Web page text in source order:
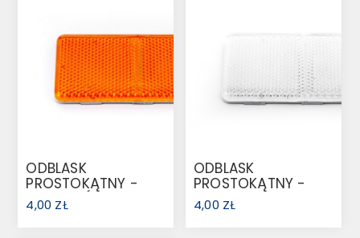
ODBLASK
PROSTOKĄTNY -
POMARAŃCZOWY
4,00 ZŁ
ODBLASK
PROSTOKĄTNY -
BIAŁY
4,00 ZŁ